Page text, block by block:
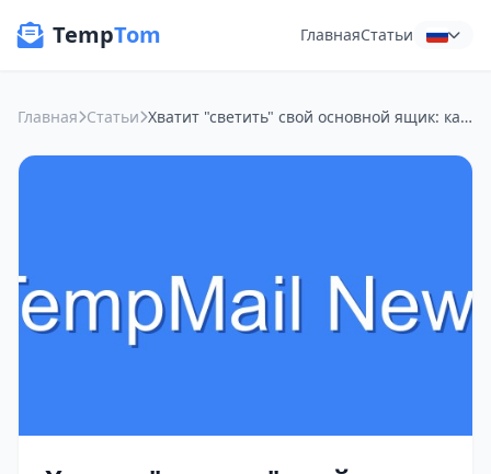
TempTom ГлавнаяСтатьи
Главная Статьи Хватит "светить" свой основной ящик: как сервисы временной почты спасают нас от спама и защищают личность